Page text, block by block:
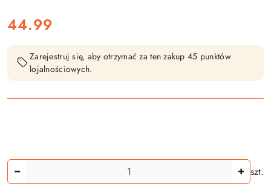
cena:
44.99
Zarejestruj się, aby otrzymać za ten zakup 45 punktów
lojalnościowych.
Ilość
szt.